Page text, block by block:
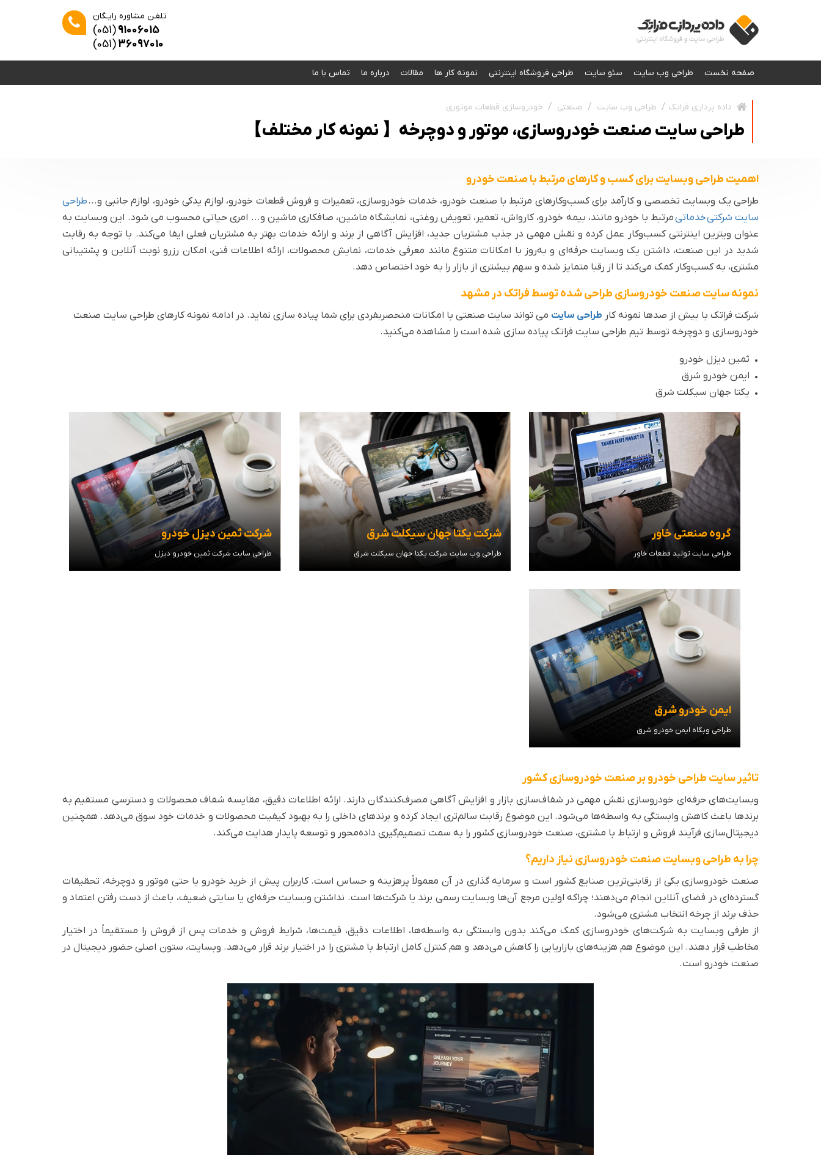
تلفـن مشاوره رایـگان
91006015
(051)
36097010
(051)
صفحه نخست طراحی وب سایت سئو سایت طراحی فروشگاه اینترنتی نمونه کار‌ ها مقالات درباره ما تماس با ما
داده پردازی فراتک طراحی وب سایت صنعتی خودروسازی قطعات موتوری
طراحی سایت صنعت خودروسازی، موتور و دوچرخه【 نمونه کار مختلف】
اهمیت طراحی وبسایت برای کسب و کارهای مرتبط با صنعت خودرو
طراحی یک وبسایت تخصصی و کارآمد برای کسب‌وکارهای مرتبط با صنعت خودرو، خدمات خودروسازی، تعمیرات و فروش قطعات خودرو، لوازم یدکی خودرو، لوازم جانبی و...طراحی
سایت شرکتی خدماتیمرتبط با خودرو مانند، بیمه خودرو، کارواش، تعمیر، تعویض روغنی، نمایشگاه ماشین، صافکاری ماشین و... امری حیاتی محسوب می شود. این وبسایت به
عنوان ویترین اینترنتی کسب‌وکار عمل کرده و نقش مهمی در جذب مشتریان جدید، افزایش آگاهی از برند و ارائه خدمات بهتر به مشتریان فعلی ایفا می‌کند. با توجه به رقابت
شدید در این صنعت، داشتن یک وبسایت حرفه‌ای و به‌روز با امکانات متنوع مانند معرفی خدمات، نمایش محصولات، ارائه اطلاعات فنی، امکان رزرو نوبت آنلاین و پشتیبانی
مشتری، به کسب‌وکار کمک می‌کند تا از رقبا متمایز شده و سهم بیشتری از بازار را به خود اختصاص دهد.
نمونه سایت صنعت خودروسازی طراحی شده توسط فراتک در مشهد
شرکت فراتک با بیش از صدها نمونه کار طراحی سایت می تواند سایت صنعتی با امکانات منحصربفردی برای شما پیاده سازی نماید. در ادامه نمونه کارهای طراحی سایت صنعت
خودروسازی و دوچرخه‌ توسط تیم طراحی سایت فراتک پیاده سازی شده است را مشاهده می‌کنید.
• ثمین دیزل خودرو
• ایمن خودرو شرق
• یکتا جهان سیکلت شرق
گروه صنعتی خاور
طراحی سایت تولید قطعات خاور
مشاهده توضیحات
شرکت یکتا جهان سیکلت شرق
طراحی وب سایت شرکت یکتا جهان سیکلت شرق
شرکت ثمین دیزل خودرو
طراحی سایت شرکت ثمین خودرو دیزل
ایمن خودرو شرق
طراحی وبگاه ایمن خودرو شرق
تاثیر سایت طراحی خودرو بر صنعت خودروسازی کشور
وبسایت‌های حرفه‌ای خودروسازی نقش مهمی در شفاف‌سازی بازار و افزایش آگاهی مصرف‌کنندگان دارند. ارائه اطلاعات دقیق، مقایسه شفاف محصولات و دسترسی مستقیم به
برندها باعث کاهش وابستگی به واسطه‌ها می‌شود. این موضوع رقابت سالم‌تری ایجاد کرده و برندهای داخلی را به بهبود کیفیت محصولات و خدمات خود سوق می‌دهد. همچنین
دیجیتال‌سازی فرآیند فروش و ارتباط با مشتری، صنعت خودروسازی کشور را به سمت تصمیم‌گیری داده‌محور و توسعه پایدار هدایت می‌کند.
چرا به طراحی وبسایت صنعت خودروسازی نیاز داریم؟
صنعت خودروسازی یکی از رقابتی‌ترین صنایع کشور است و سرمایه گذاری در آن معمولاً پرهزینه و حساس است. کاربران پیش از خرید خودرو یا حتی موتور و دوچرخه، تحقیقات
گسترده‌ای در فضای آنلاین انجام می‌دهند؛ چراکه اولین مرجع آن‌ها وبسایت رسمی برند یا شرکت‌ها است. نداشتن وبسایت حرفه‌ای یا سایتی ضعیف، باعث از دست رفتن اعتماد و
حذف برند از چرخه انتخاب مشتری می‌شود.
از طرفی وبسایت به شرکت‌های خودروسازی کمک می‌کند بدون وابستگی به واسطه‌ها، اطلاعات دقیق، قیمت‌ها، شرایط فروش و خدمات پس از فروش را مستقیماً در اختیار
مخاطب قرار دهند. این موضوع هم هزینه‌های بازاریابی را کاهش می‌دهد و هم کنترل کامل ارتباط با مشتری را در اختیار برند قرار می‌دهد. وبسایت، ستون اصلی حضور دیجیتال در
صنعت خودرو است.